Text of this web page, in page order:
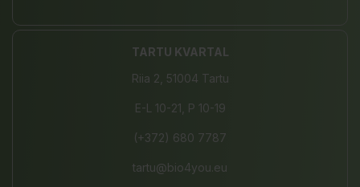
TARTU KVARTAL
Riia 2, 51004 Tartu
E-L 10-21, P 10-19
(+372) 680 7787
tartu@bio4you.eu